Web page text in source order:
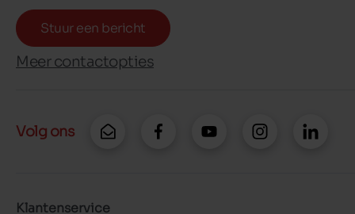
Stuur een bericht
Meer contactopties
Volg ons
Klantenservice